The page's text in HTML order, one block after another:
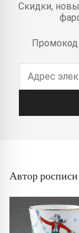
Скидки,
Промокод
Автор